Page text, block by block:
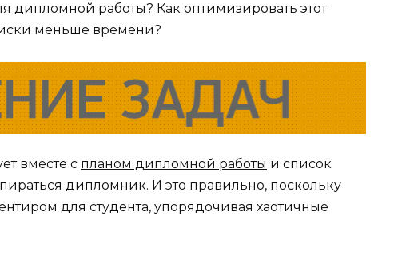
дипломной работы? Как оптимизировать этот
меньше времени?
вместе с планом дипломной работы и список
дипломник. И это правильно, поскольку
для студента, упорядочивая хаотичные